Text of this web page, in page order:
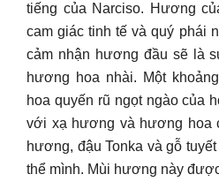
tiếng của Narciso. Hương
cam giác tinh tế và quý phái
cảm nhận hương đầu sẽ là
hương hoa nhài. Một
hoa quyến rũ ngọt ngào của
với xạ hương và hương hoa
hương, đậu Tonka và gỗ
thể mình. Mùi hương này